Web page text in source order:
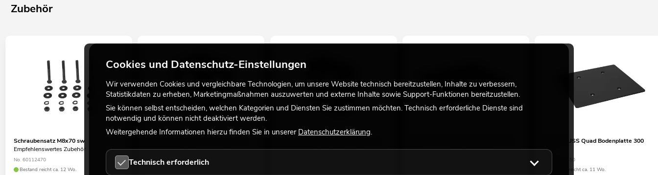
Zubehör
Schraubensatz M8x70 sw
Empfehlenswertes Zubehör
No. 60112470
Bestand reicht ca. 12 Wo.
No. 60112400
Verfügbar in ca. 1 Wo.
No. 60112440
sw
DECOTRUSS Quad Bodenplatte 300
sw
No. 60112450
Bestand reicht ca. 11 Wo.
Cookies und Datenschutz-Einstellungen
Wir verwenden Cookies und vergleichbare Technologien, um unsere Website technisch bereitzustellen, Inhalte zu verbessern,
Statistikdaten zu erheben, Marketingmaßnahmen auszuwerten und externe Inhalte sowie Support-Funktionen bereitzustellen.
Sie können selbst entscheiden, welchen Kategorien und Diensten Sie zustimmen möchten. Technisch erforderliche Dienste sind
notwendig und können nicht deaktiviert werden.
Weitergehende Informationen hierzu finden Sie in unserer Datenschutzerklärung.
Technisch erforderlich